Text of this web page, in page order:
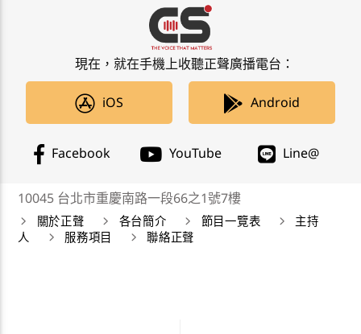
現在，就在手機上收聽正聲廣播電台：
iOS Android
Facebook YouTube Line@
10045 台北市重慶南路一段66之1號7樓
關於正聲
各台簡介 節目一覽表
主持
人
服務項目 聯絡正聲